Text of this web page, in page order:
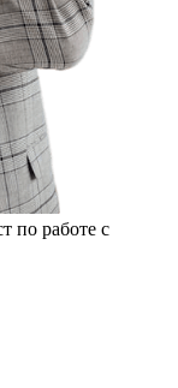
по работе с